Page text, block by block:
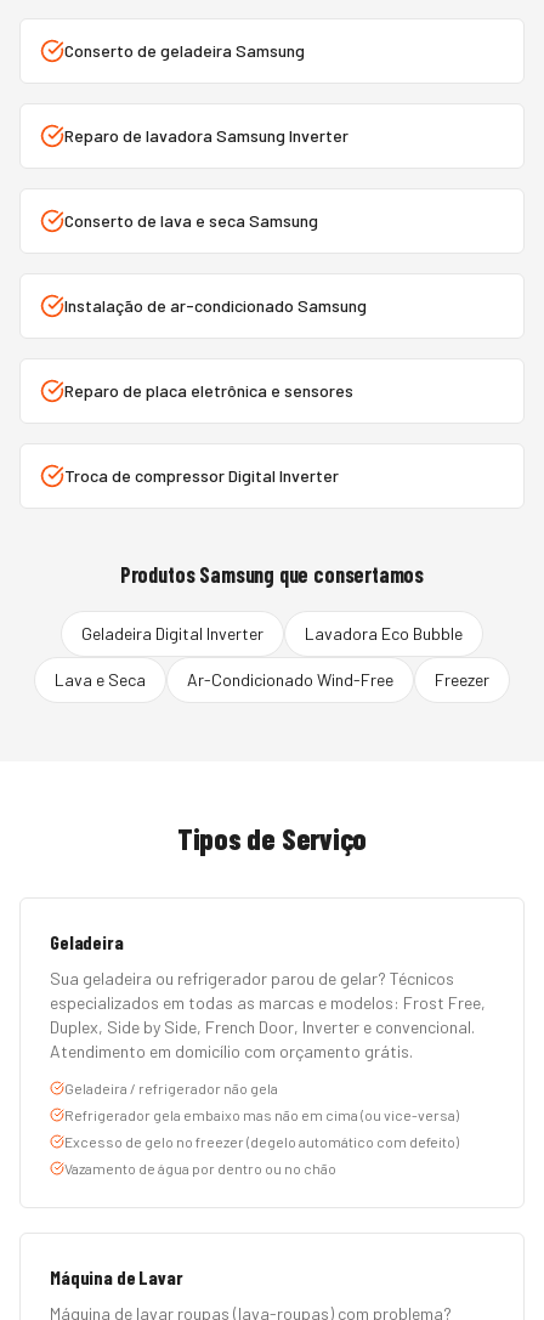
Conserto de geladeira Samsung
Reparo de lavadora Samsung Inverter
Conserto de lava e seca Samsung
Instalação de ar-condicionado Samsung
Reparo de placa eletrônica e sensores
Troca de compressor Digital Inverter
ProdutosSamsung que consertamos
Geladeira Digital Inverter Lavadora Eco Bubble
Lava e Seca Ar-Condicionado Wind-Free Freezer
Tipos de Serviço
Geladeira
Sua geladeira ou refrigerador parou de gelar? Técnicos
especializados em todas as marcas e modelos: Frost Free,
Duplex, Side by Side, French Door, Inverter e convencional.
Atendimento em domicílio com orçamento grátis.
Geladeira / refrigerador não gela
Refrigerador gela embaixo mas não em cima (ou vice-versa)
Excesso de gelo no freezer (degelo automático com defeito)
Vazamento de água por dentro ou no chão
Máquina de Lavar
Máquina de lavar roupas (lava-roupas) com problema?